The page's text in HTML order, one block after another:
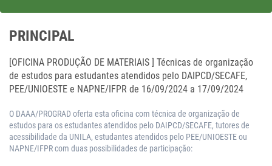
PRINCIPAL
[OFICINA PRODUÇÃO DE MATERIAIS ] Técnicas de organização
de estudos para estudantes atendidos pelo DAIPCD/SECAFE,
PEE/UNIOESTE e NAPNE/IFPR de 16/09/2024 a 17/09/2024
O DAAA/PROGRAD oferta esta oficina com técnica de organização de
estudos para os estudantes atendidos pelo DAIPCD/SECAFE, tutores de
acessibilidade da UNILA, estudantes atendidos pelo PEE/UNIOESTE ou
NAPNE/IFPR com duas possibilidades de participação: